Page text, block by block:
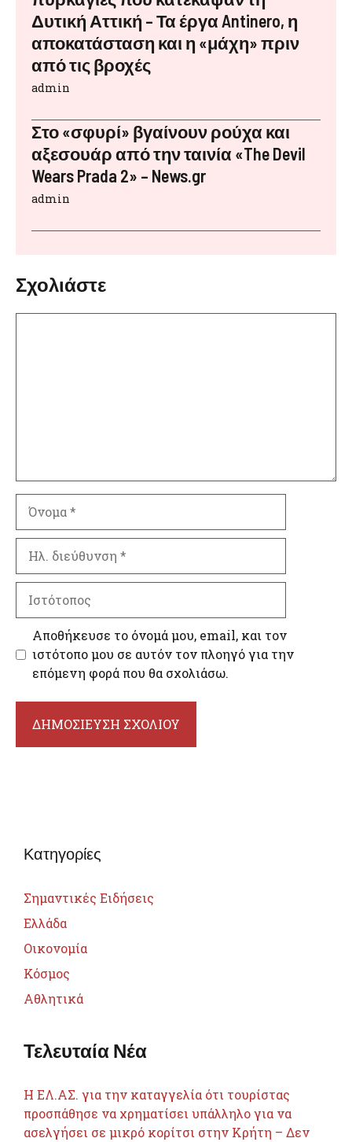
Δυτική Αττική – Τα έργα Antinero, η
αποκατάσταση και η «μάχη» πριν
από τις βροχές
admin
Στο «σφυρί» βγαίνουν ρούχα και
αξεσουάρ από την ταινία «The Devil
Wears Prada 2» – News.gr
admin
Σχολιάστε
διεύθυνση
Αποθήκευσε το όνομά μου, email, και τον
ιστότοπο μου σε αυτόν τον πλοηγό για την
επόμενη φορά που θα σχολιάσω.
Κατηγορίες
Σημαντικές Ειδήσεις
Ελλάδα
Οικονομία
Κόσμος
Αθλητικά
Τελευταία Νέα
Η ΕΛ.ΑΣ. για την καταγγελία ότι τουρίστας
προσπάθησε να χρηματίσει υπάλληλο για να
ασελγήσει σε μικρό κορίτσι στην Κρήτη – Δεν